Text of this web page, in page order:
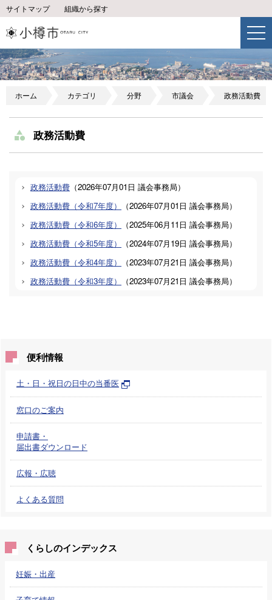
サイトマップ 組織から探す
ホーム カテゴリ 分野 市議会 政務活動費
政務活動費
政務活動費 （2026年07月01日 議会事務局）
政務活動費（令和7年度）
（2026年07月01日 議会事務局）
政務活動費（令和6年度）
（2025年06月11日 議会事務局）
政務活動費（令和5年度）
（2024年07月19日 議会事務局）
政務活動費（令和4年度）
（2023年07月21日 議会事務局）
政務活動費（令和3年度）
（2023年07月21日 議会事務局）
便利情報
土・日・祝日の日中の当番医
窓口のご案内
申請書・
届出書ダウンロード
広報・広聴
よくある質問
くらしのインデックス
妊娠・出産